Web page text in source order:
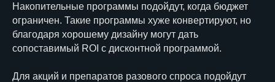
Накопительные программы подойдут, когда бюджет
ограничен. Такие программы хуже конвертируют, но
благодаря хорошему дизайну могут дать
сопоставимый ROI с дисконтной программой.
Для акций и препаратов разового спроса подойдут